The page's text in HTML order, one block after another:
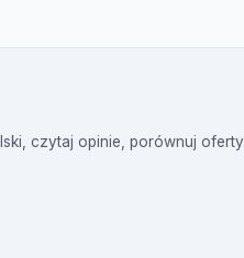
czytaj opinie, porównuj